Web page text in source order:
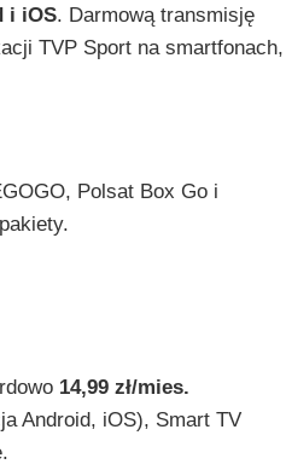
i iOS. Darmową transmisję
TVP Sport na smartfonach,
Polsat Box Go i
14,99 zł/mies.
Android, iOS), Smart TV